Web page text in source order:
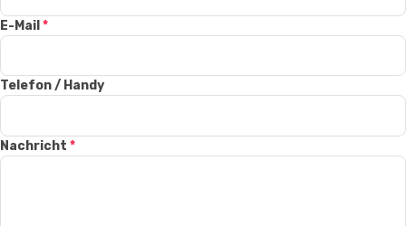
E-Mail *
Telefon / Handy
Nachricht *